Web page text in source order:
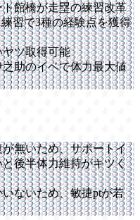
館橋が走塁の練習改革
習で3種の経験点を獲得
ツ取得可能
助のイベで体力最大値
無いため、サポートイ
後半体力維持がキツく
ないため、敏捷ptが若